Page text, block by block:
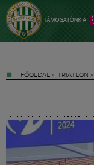
FŐOLDAL » TRIATLON »
Jegyek